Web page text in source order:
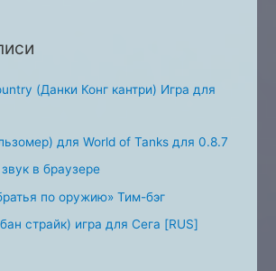
(Данки Конг кантри) Игра для
для World of Tanks для 0.8.7
в браузере
по оружию» Тим-бэг
страйк) игра для Сега [RUS]